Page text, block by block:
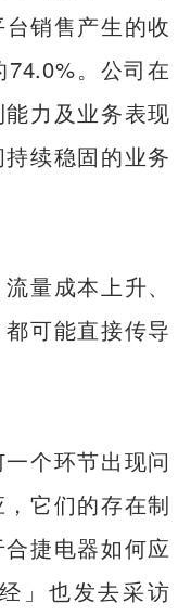
销售产生的收
。公司在
力及业务表现
续稳固的业务
量成本上升、
可能直接传导
个环节出现问
它们的存在制
捷电器如何应
」也发去采访